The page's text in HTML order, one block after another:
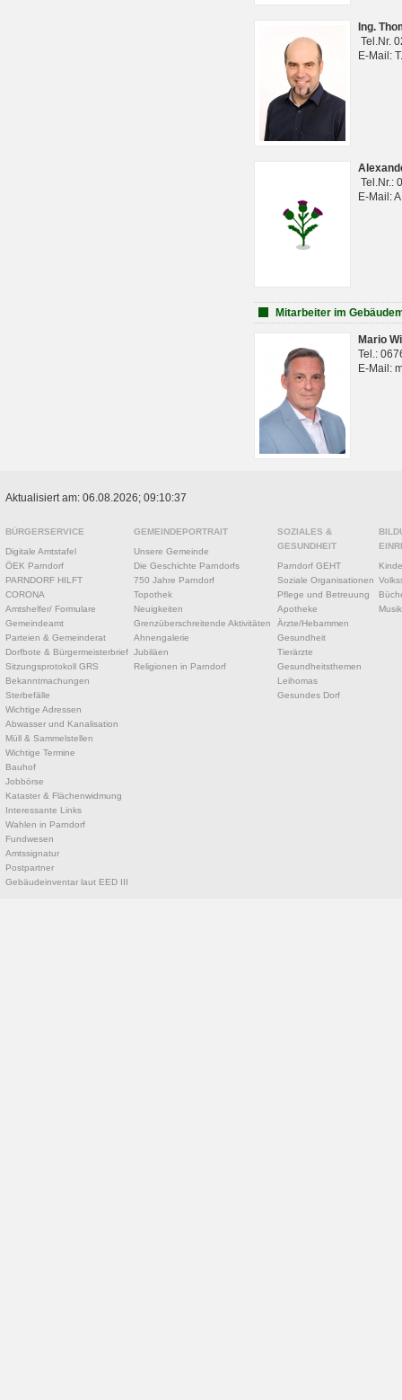
Ing.
Tel.Nr.
E-Mail:
Tel.Nr.:
E-Mail:
Mitarbeiter im
Mario
Tel.:
E-Mail:
Aktualisiert am: 06.08.2026; 09:10:37
BÜRGERSERVICE
Digitale Amtstafel
ÖEK Parndorf
PARNDORF HILFT
CORONA
Amtshelfer/ Formulare
Gemeindeamt
Parteien & Gemeinderat
Dorfbote & Bürgermeisterbrief
Sitzungsprotokoll GRS
Bekanntmachungen
Sterbefälle
Wichtige Adressen
Abwasser und Kanalisation
Müll & Sammelstellen
Wichtige Termine
Bauhof
Jobbörse
Kataster & Flächenwidmung
Interessante Links
Wahlen in Parndorf
Fundwesen
Amtssignatur
Postpartner
Gebäudeinventar laut EED III
GEMEINDEPORTRAIT
Unsere Gemeinde
Die Geschichte Parndorfs
750 Jahre Parndorf
Topothek
Neuigkeiten
Grenzüberschreitende Aktivitäten
Ahnengalerie
Jubiläen
Religionen in Parndorf
SOZIALES &
GESUNDHEIT
Parndorf GEHT
Soziale Organisationen
Pflege und Betreuung
Apotheke
Ärzte/Hebammen
Gesundheit
Tierärzte
Gesundheitsthemen
Leihomas
Gesundes Dorf